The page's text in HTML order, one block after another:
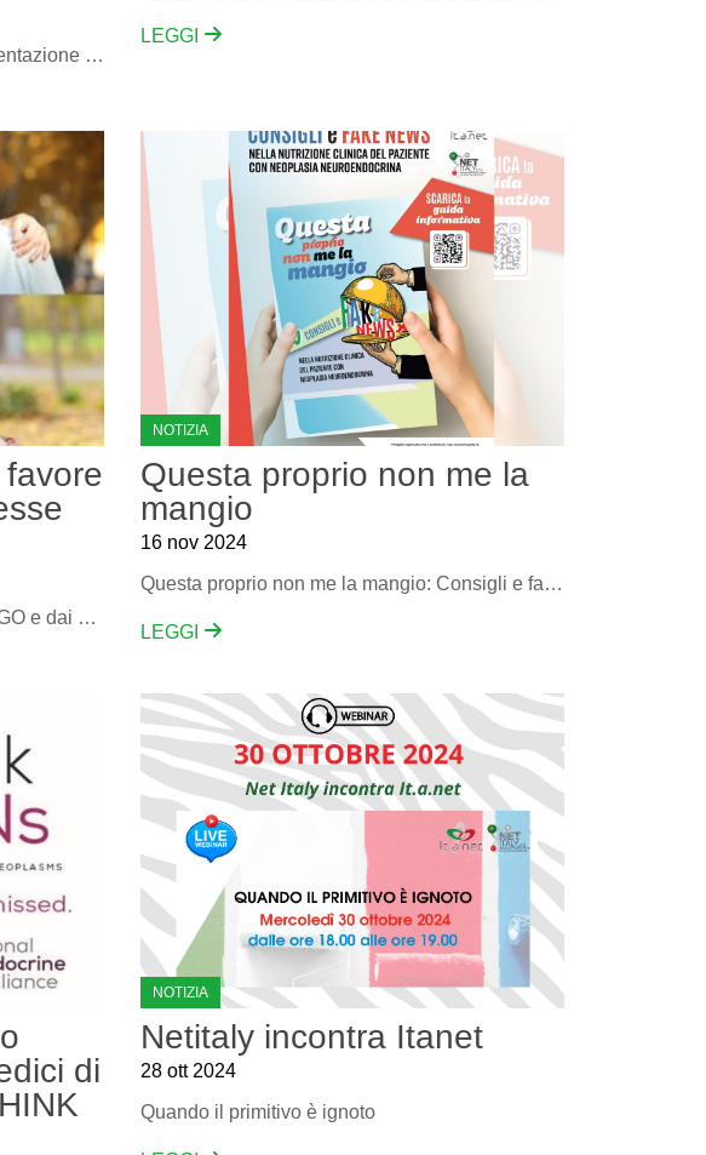
Dal 01 gennaio 2025 al via la sperimentazione col nuovo certificato medico introduttivo
LEGGI
Pubblicato l’avviso promosso da ER.GO e dai quattro atenei dell’Emilia Romagna per misure sperimentali di sostegno al diritto allo studio per l’Anno Accademico 2024-2025 SCADENZA 10 DICEMBRE 2024
NOTIZIA
Questa proprio non me la
mangio
16 nov 2024
Questa proprio non me la mangio: Consigli e fake news nella nutrizione clinica del paziente con neoplasia neuroendocrina
LEGGI
di
NOTIZIA
Netitaly incontra Itanet
28 ott 2024
Quando il primitivo è ignoto